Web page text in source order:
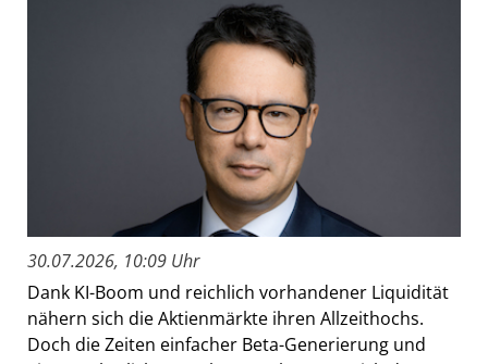
30.07.2026, 10:09 Uhr
Dank KI-Boom und reichlich vorhandener Liquidität
nähern sich die Aktienmärkte ihren Allzeithochs.
Doch die Zeiten einfacher Beta-Generierung und